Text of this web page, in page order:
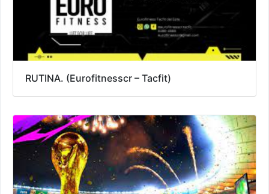
RUTINA. (Eurofitnesscr – Tacfit)